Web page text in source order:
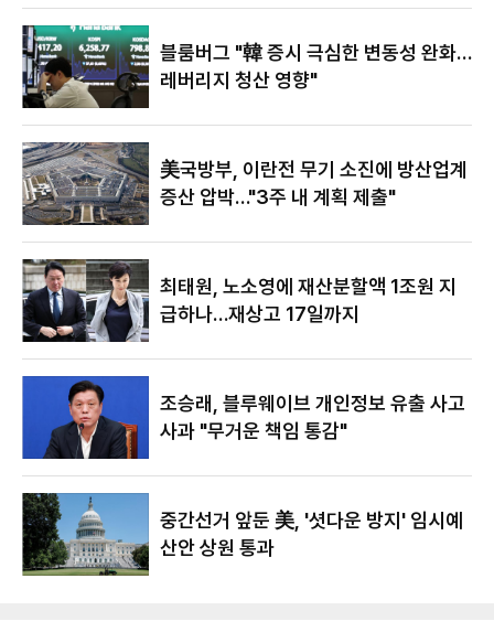
야"
블룸버그 "韓 증시 극심한 변동성 완화…
레버리지 청산 영향"
美국방부, 이란전 무기 소진에 방산업계
증산 압박…"3주 내 계획 제출"
최태원, 노소영에 재산분할액 1조원 지
급하나…재상고 17일까지
조승래, 블루웨이브 개인정보 유출 사고
사과 "무거운 책임 통감"
중간선거 앞둔 美, '셧다운 방지' 임시예
산안 상원 통과